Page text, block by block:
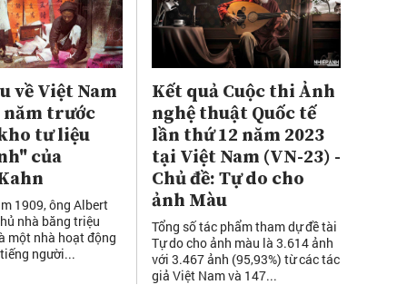
về Việt Nam
năm trước
tư liệu
của
1909, ông Albert
nhà băng triệu
một nhà hoạt động
người...
Kết quả Cuộc thi Ảnh
nghệ thuật Quốc tế
lần thứ 12 năm 2023
tại Việt Nam (VN-23) -
Chủ đề: Tự do cho
ảnh Màu
Tổng số tác phẩm tham dự đề tài
Tự do cho ảnh màu là 3.614 ảnh
với 3.467 ảnh (95,93%) từ các tác
giả Việt Nam và 147...